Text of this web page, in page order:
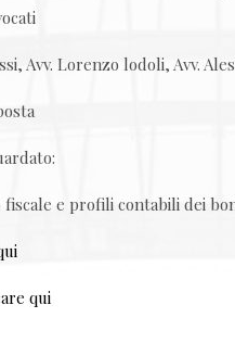
Avv. Lorenzo lodoli, Avv.
e profili contabili dei
qui